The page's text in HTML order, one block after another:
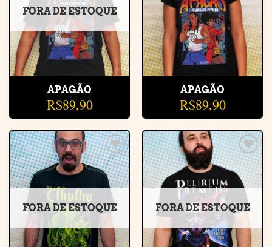
FORA DE ESTOQUE
APAGÃO
R$89,90
APAGÃO
R$89,90
Adicionar
à lista de
FORA DE ESTOQUE
Adicionar
à lista de
desejos
FORA DE ESTOQUE